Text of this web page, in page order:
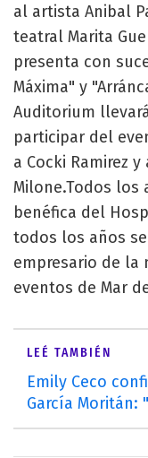
al artista Anibal
teatral Marita
presenta con
Máxima" y
Auditorium
participar del
a Cocki Ramirez
Milone.Todos los
benéfica del
todos los años
empresario de la
eventos de Mar
LEÉ TAMBIÉN
Emily Ceco
García Moritán: